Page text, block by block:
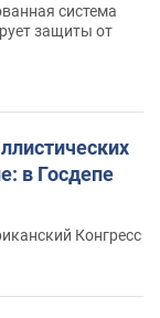
система
защиты от
в Госдепе
Конгресс